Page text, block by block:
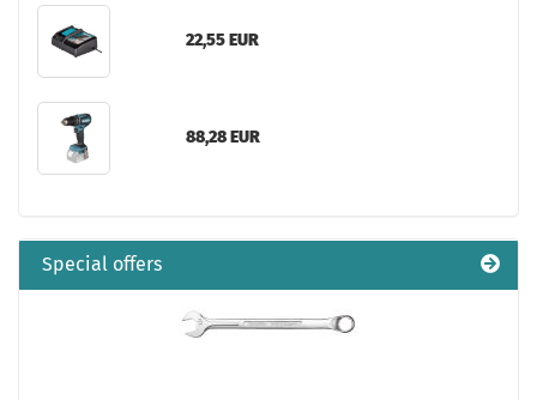
22,55 EUR
88,28 EUR
Special offers